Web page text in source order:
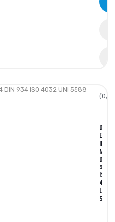
(0/
DADO
INOX
M14
DIN
934
ISO
4032
UNI
5588